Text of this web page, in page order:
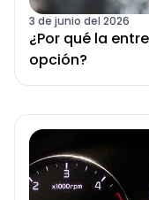
3 de junio del 2026
¿Por qué la
opción?